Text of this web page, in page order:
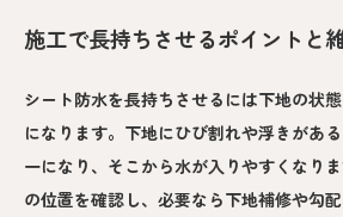
施工で長持ちさせるポイントと
シート防水を長持ちさせるには下地の状
になります。下地にひび割れや浮きがあ
一になり、そこから水が入りやすくなり
の位置を確認し、必要なら下地補修や勾